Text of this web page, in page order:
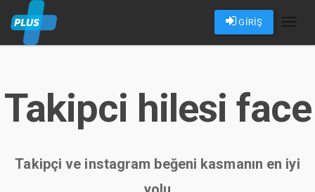
GİRİŞ
Takipci hilesi face
Takipçi ve instagram beğeni kasmanın en iyi